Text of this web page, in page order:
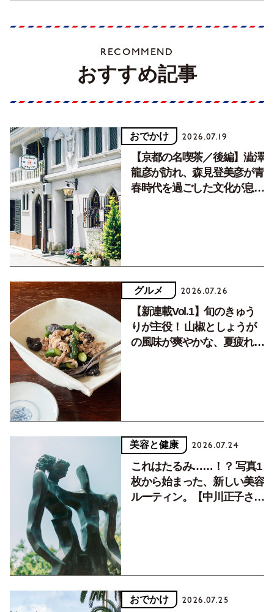
RECOMMEND
おすすめ記事
おでかけ 2026.07.19
【京都の名喫茶／後編】澁澤
龍彦が訪れ、森見登美彦が青
春時代を過ごした文化が息づ
グルメ 2026.07.26
【新連載Vol.1】旬のきゅう
りが主役！ 山椒としょうが
の風味が爽やかな、夏疲れを
美容と健康 2026.07.24
これはたるみ……！？ 写真1
枚から始まった、新しい美容
ルーティン。【中川正子さん
おでかけ 2026.07.25